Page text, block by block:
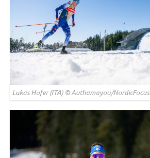
Lukas Hofer (ITA) © Authamayou/NordicFocus